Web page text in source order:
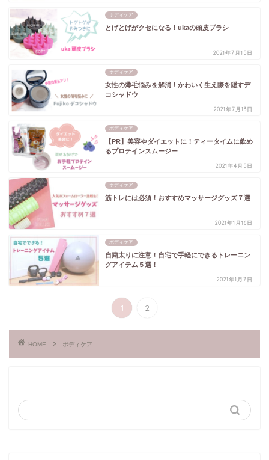
ボディケア
とげとげがクセになる！ukaの頭皮ブラシ
2021年7月15日
ボディケア
女性の薄毛悩みを解消！かわいく生え際を隠すデ
コシャドウ
2021年7月13日
ボディケア
【PR】美容やダイエットに！ティータイムに飲め
るプロテインスムージー
2021年4月5日
ボディケア
筋トレには必須！おすすめマッサージグッズ７選
2021年1月16日
ボディケア
自粛太りに注意！自宅で手軽にできるトレーニン
グアイテム５選！
2021年1月7日
1 2
HOME ボディケア